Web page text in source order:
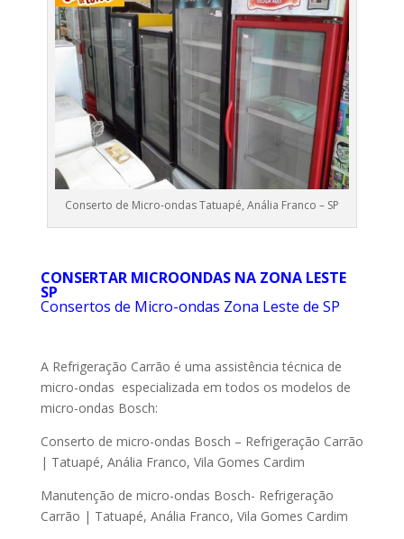
Conserto de Micro-ondas Tatuapé, Anália Franco – SP
CONSERTAR MICROONDAS NA ZONA LESTE
SP
Consertos de Micro-ondas Zona Leste de SP
A Refrigeração Carrão é uma assistência técnica de
micro-ondas especializada em todos os modelos de
micro-ondas Bosch:
Conserto de micro-ondas Bosch – Refrigeração Carrão
| Tatuapé, Anália Franco, Vila Gomes Cardim
Manutenção de micro-ondas Bosch- Refrigeração
Carrão | Tatuapé, Anália Franco, Vila Gomes Cardim